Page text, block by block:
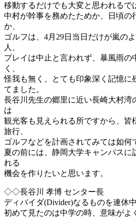
移動するだけでも大変と思われるで
中村が幹事を務めたためか、日頃の
か、
ゴルフは、4月29日当日だけが嵐の
人、
プレイは中止と言われず、暴風雨の
く、
怪我も無く、とても印象深く記憶に
てました。
長谷川先生の郷里に近い長崎大村湾
は
観光客も見えられる所ですから、皆
旅行、
ゴルフなどを計画されてみては如何
夏の前には、静岡大学キャンパスに
れる
機会を作りたいと思います。
◇◇長谷川 孝博 センター長
ディバイダ(Divider)なるものを連休
初めて見たのは中学の時、意味がよ